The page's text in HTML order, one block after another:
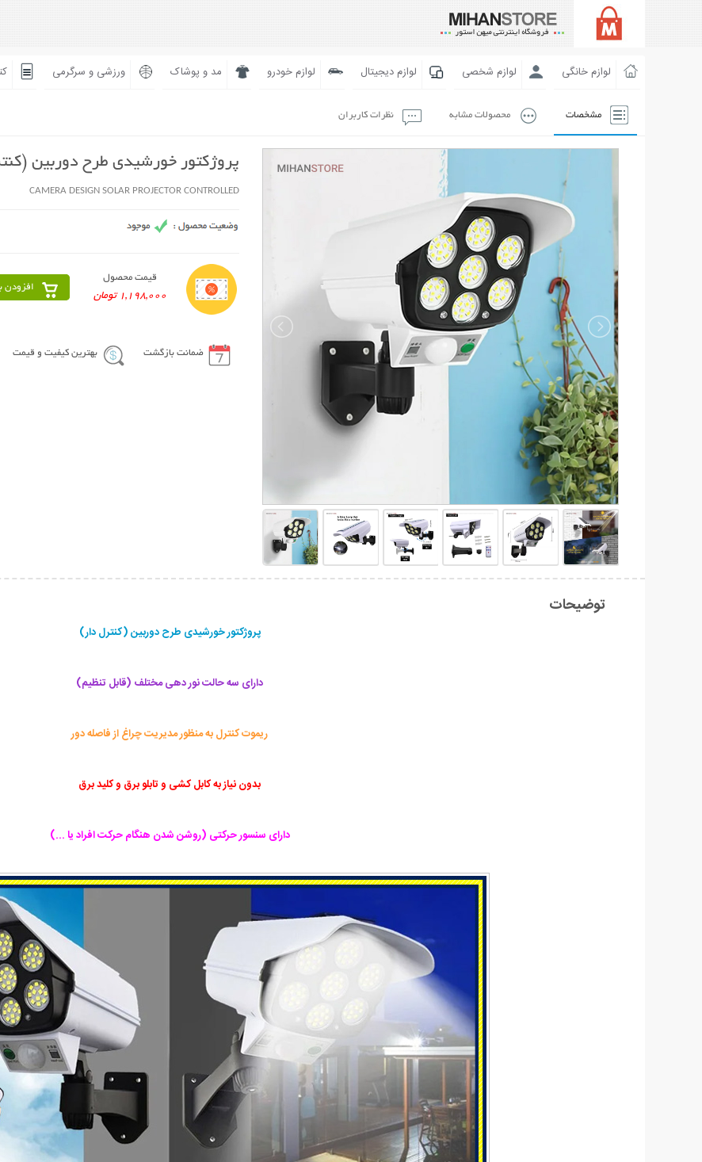
لوازم خانگی لوازم شخصی لوازم دیجیتال لوازم خودرو مد و پوشاک ورزشی و سرگرمی
مشخصات محصولات مشابه نظرات کاربران
پروژکتور خورشیدی طرح دوربین
CAMERA DESIGN SOLAR PROJECTOR CONTROLLED
قیمت محصول
1,198,000 تومان
افزودن
ضمانت بازگشت بهترین کیفیت و قیمت
توضیحات
پروژکتور خورشیدی طرح دوربین (کنترل دار)
دارای سه حالت نور دهی مختلف (قابل تنظیم)
ریموت کنترل به منظور مدیریت چراغ از فاصله دور
بدون نیاز به کابل کشی و تابلو برق و کلید برق
دارای سنسور حرکتی (روشن شدن هنگام حرکت افراد یا ...)